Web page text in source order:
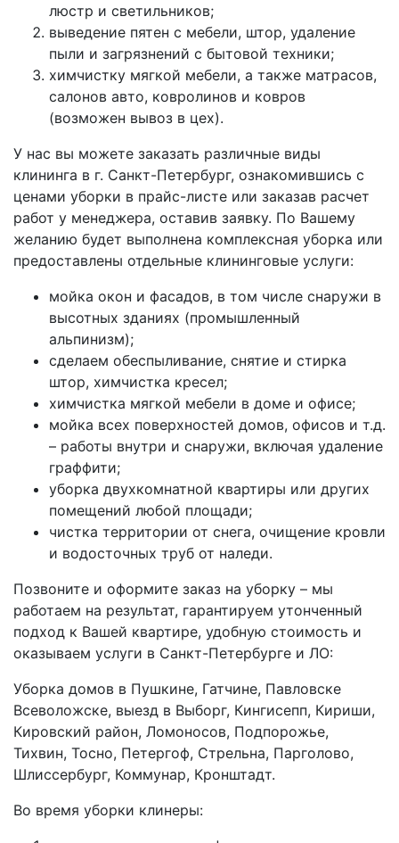
люстр и светильников;
выведение пятен с мебели, штор, удаление
пыли и загрязнений с бытовой техники;
химчистку мягкой мебели, а также матрасов,
салонов авто, ковролинов и ковров
(возможен вывоз в цех).
У нас вы можете заказать различные виды
клининга в г. Санкт-Петербург, ознакомившись с
ценами уборки в прайс-листе или заказав расчет
работ у менеджера, оставив заявку. По Вашему
желанию будет выполнена комплексная уборка или
предоставлены отдельные клининговые услуги:
мойка окон и фасадов, в том числе снаружи в
высотных зданиях (промышленный
альпинизм);
сделаем обеспыливание, снятие и стирка
штор, химчистка кресел;
химчистка мягкой мебели в доме и офисе;
мойка всех поверхностей домов, офисов и т.д.
– работы внутри и снаружи, включая удаление
граффити;
уборка двухкомнатной квартиры или других
помещений любой площади;
чистка территории от снега, очищение кровли
и водосточных труб от наледи.
Позвоните и оформите заказ на уборку – мы
работаем на результат, гарантируем утонченный
подход к Вашей квартире, удобную стоимость и
оказываем услуги в Санкт-Петербурге и ЛО:
Уборка домов в Пушкине, Гатчине, Павловске
Всеволожске, выезд в Выборг, Кингисепп, Кириши,
Кировский район, Ломоносов, Подпорожье,
Тихвин, Тосно, Петергоф, Стрельна, Парголово,
Шлиссербург, Коммунар, Кронштадт.
Во время уборки клинеры: